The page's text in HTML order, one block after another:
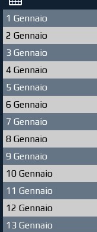
1 Gennaio
2 Gennaio
3 Gennaio
4 Gennaio
5 Gennaio
6 Gennaio
7 Gennaio
8 Gennaio
9 Gennaio
10 Gennaio
11 Gennaio
12 Gennaio
13 Gennaio